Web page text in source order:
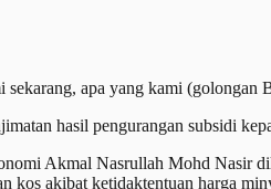
sekarang, apa yang kami (golongan
hasil pengurangan subsidi
Akmal Nasrullah Mohd Nasir
kos akibat ketidaktentuan harga